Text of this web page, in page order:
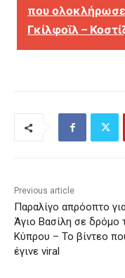
που ολοκλήρωσε
Γκίλφοϊλ –
Previous article
Παραλίγο απρόοπτο
Άγιο Βασίλη σε δρόμο
Κύπρου – Το βίντεο
έγινε viral